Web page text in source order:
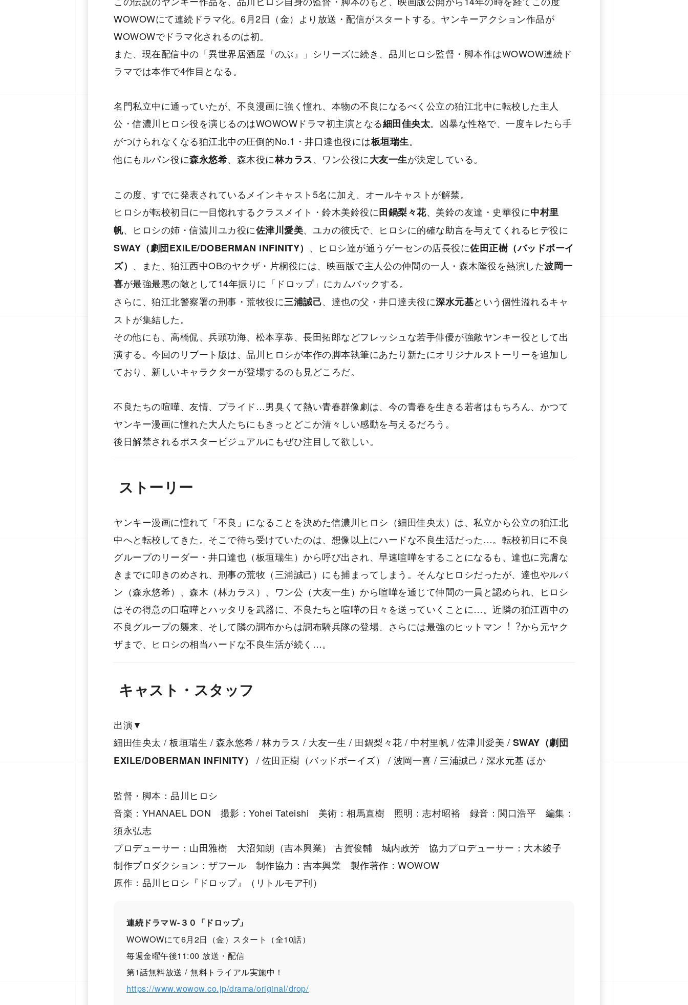
WOWOWにて連続ドラマ化。6月2日（⾦）より放送・配信がスタートする。ヤンキーアクション作品が
WOWOWでドラマ化されるのは初。
また、現在配信中の「異世界居酒屋『のぶ』」シリーズに続き、品川ヒロシ監督・脚本作はWOWOW連続ド
ラマでは本作で4作目となる。
名⾨私⽴中に通っていたが、不良漫画に強く憧れ、本物の不良になるべく公⽴の狛江北中に転校した主⼈
公・信濃川ヒロシ役を演じるのはWOWOWドラマ初主演となる細⽥佳央太。凶暴な性格で、⼀度キレたら⼿
がつけられなくなる狛江北中の圧倒的No.1・井口達也役には板垣瑞⽣。
他にもルパン役に森永悠希、森木役に林カラス、ワン公役に⼤友⼀⽣が決定している。
この度、すでに発表されているメインキャスト5名に加え、オールキャストが解禁。
ヒロシが転校初日に⼀目惚れするクラスメイト・鈴木美鈴役に⽥鍋梨々花、美鈴の友達・史華役に中村⾥
帆、ヒロシの姉・信濃川ユカ役に佐津川愛美、ユカの彼氏で、ヒロシに的確な助言を与えてくれるヒデ役に
SWAY（劇団EXILE/DOBERMAN INFINITY） 、ヒロシ達が通うゲーセンの店⻑役に佐⽥正樹（バッドボーイ
ズ） 、また、狛江⻄中OBのヤクザ・片桐役には、映画版で主⼈公の仲間の⼀⼈・森木隆役を熱演した波岡⼀
喜が最強最悪の敵として14年振りに「ドロップ」にカムバックする。
さらに、狛江北警察署の刑事・荒牧役に三浦誠己、達也の父・井口達夫役に深水元基という個性溢れるキャ
ストが集結した。
その他にも、⾼橋侃、兵頭功海、松本享恭、⻑⽥拓郎などフレッシュな若⼿俳優が強敵ヤンキー役として出
演する。今回のリブート版は、品川ヒロシが本作の脚本執筆にあたり新たにオリジナルストーリーを追加し
ており、新しいキャラクターが登場するのも⾒どころだ。
不良たちの喧嘩、友情、プライド…男臭くて熱い⻘春群像劇は、今の⻘春を⽣きる若者はもちろん、かつて
ヤンキー漫画に憧れた大⼈たちにもきっとどこか清々しい感動を与えるだろう。
後日解禁されるポスタービジュアルにもぜひ注目して欲しい。
ストーリー
ヤンキー漫画に憧れて「不良」になることを決めた信濃川ヒロシ（細⽥佳央太）は、私⽴から公⽴の狛江北
中へと転校してきた。そこで待ち受けていたのは、想像以上にハードな不良⽣活だった…。転校初日に不良
グループのリーダー・井口達也（板垣瑞⽣）から呼び出され、早速喧嘩をすることになるも、達也に完膚な
きまでに叩きのめされ、刑事の荒牧（三浦誠己）にも捕まってしまう。そんなヒロシだったが、達也やルパ
ン（森永悠希）、森木（林カラス）、ワン公（大友⼀⽣）から喧嘩を通じて仲間の⼀員と認められ、ヒロシ
はその得意の口喧嘩とハッタリを武器に、不良たちと喧嘩の日々を送っていくことに…。近隣の狛江⻄中の
不良グループの襲来、そして隣の調布からは調布騎兵隊の登場、さらには最強のヒットマン︕︖から元ヤク
ザまで、ヒロシの相当ハードな不良⽣活が続く…。
キャスト・スタッフ
出演▼
細⽥佳央太 / 板垣瑞⽣ / 森永悠希 / 林カラス / 大友⼀⽣ / ⽥鍋梨々花 / 中村⾥帆 / 佐津川愛美 / SWAY（劇団
EXILE/DOBERMAN INFINITY）
/ 佐⽥正樹（バッドボーイズ） / 波岡⼀喜 / 三浦誠己 / 深水元基 ほか
監督・脚本：品川ヒロシ
⾳楽：YHANAEL DON 撮影：Yohei Tateishi 美術：相⾺直樹 照明：志村昭裕 録⾳：関口浩平 編集：
須永弘志
プロデューサー：⼭⽥雅樹 大沼知朗（吉本興業） 古賀俊輔 城内政芳 協⼒プロデューサー：大木綾⼦
制作プロダクション：ザフール 制作協⼒：吉本興業 製作著作：WOWOW
原作：品川ヒロシ『ドロップ』（リトルモア刊）
連続ドラマＷ-３０「ドロップ」
WOWOWにて6月2日（⾦）スタート（全10話）
毎週⾦曜午後11:00 放送・配信
第1話無料放送 / 無料トライアル実施中！
https://www.wowow.co.jp/drama/original/drop/